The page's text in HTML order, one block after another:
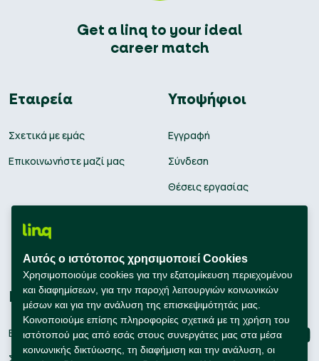
Get a linq to your ideal
career match
Εταιρεία
Σχετικά με εμάς
Επικοινωνήστε μαζί μας
Υποψήφιοι
Εγγραφή
Σύνδεση
Θέσεις εργασίας
Συμβουλές Καριέρας
Εταιρείες
Εγγραφή
Σύνδεση
Connect with us
Αυτός ο ιστότοπος χρησιμοποιεί Cookies
Χρησιμοποιούμε cookies για την εξατομίκευση περιεχομένου
και διαφημίσεων, για την παροχή λειτουργιών κοινωνικών
μέσων και για την ανάλυση της επισκεψιμότητάς μας.
Κοινοποιούμε επίσης πληροφορίες σχετικά με τη χρήση του
ιστότοπού μας από εσάς στους συνεργάτες μας στα μέσα
κοινωνικής δικτύωσης, τη διαφήμιση και την ανάλυση, οι